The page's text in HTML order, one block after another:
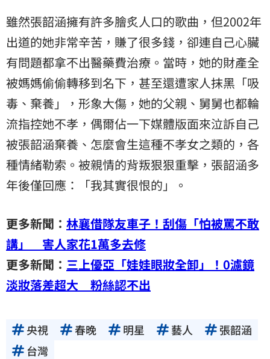
雖然張韶涵擁有許多膾炙人口的歌曲，但2002年
出道的她非常辛苦，賺了很多錢，卻連自己心臟
有問題都拿不出醫藥費治療。當時，她的財產全
被媽媽偷偷轉移到名下，甚至還遭家人抹黑「吸
毒、棄養」，形象大傷，她的父親、舅舅也都輪
流指控她不孝，偶爾佔一下媒體版面來泣訴自己
被張韶涵棄養、怎麼會生這種不孝女之類的，各
種情緒勒索。被親情的背叛狠狠重擊，張韶涵多
年後僅回應：「我其實很恨的」。
更多新聞： 林襄借隊友車子！刮傷「怕被罵不敢
講」 害人家花1萬多去修
更多新聞： 三上優亞「娃娃眼妝全卸」！0濾鏡
淡妝落差超大 粉絲認不出
央視 春晚 明星 藝人
張韶涵
台灣